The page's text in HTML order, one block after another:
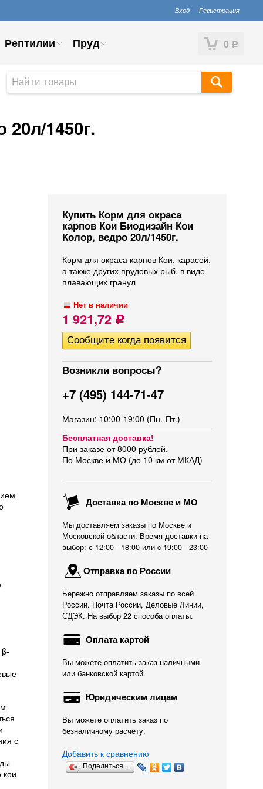
Вход Регистрация
0 Р
Рептилии Пруд
1450г.
Купить Корм для окраса
карпов Кои Биодизайн Кои
Колор, ведро 20л/1450г.
Корм для окраса карпов Кои, карасей,
а также других прудовых рыб, в виде
плавающих гранул
Нет в наличии
1 921,72 Р
Возникли вопросы?
+7 (495) 144-71-47
Магазин: 10:00-19:00 (Пн.-Пт.)
Бесплатная доставка!
При заказе от 8000 рублей.
По Москве и МО (до 10 км от МКАД)
Доставка по Москве и МО
Мы доставляем заказы по Москве и
Московской области. Время доставки на
выбор: с 12:00 - 18:00 или c 19:00 - 23:00
Отправка по России
Бережно отправляем заказы по всей
России. Почта России, Деловые Линии,
СДЭК. На выбор 22 способа оплаты.
Оплата картой
Вы можете оплатить заказ наличными
или банковской картой.
Юридическим лицам
Вы можете оплатить заказ по
безналичному расчету.
Добавить к сравнению
Поделиться…
с
кои